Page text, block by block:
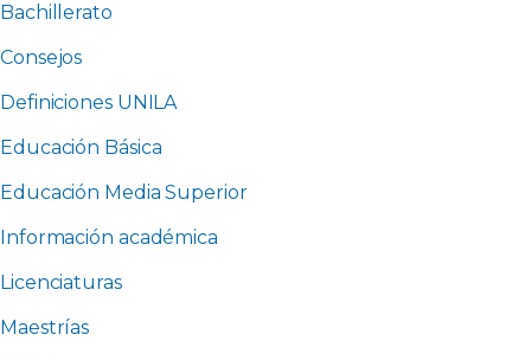
Bachillerato
Consejos
Definiciones UNILA
Educación Básica
Educación Media Superior
Información académica
Licenciaturas
Maestrías